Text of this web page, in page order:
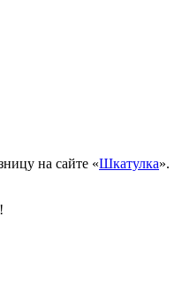
на сайте «Шкатулка».